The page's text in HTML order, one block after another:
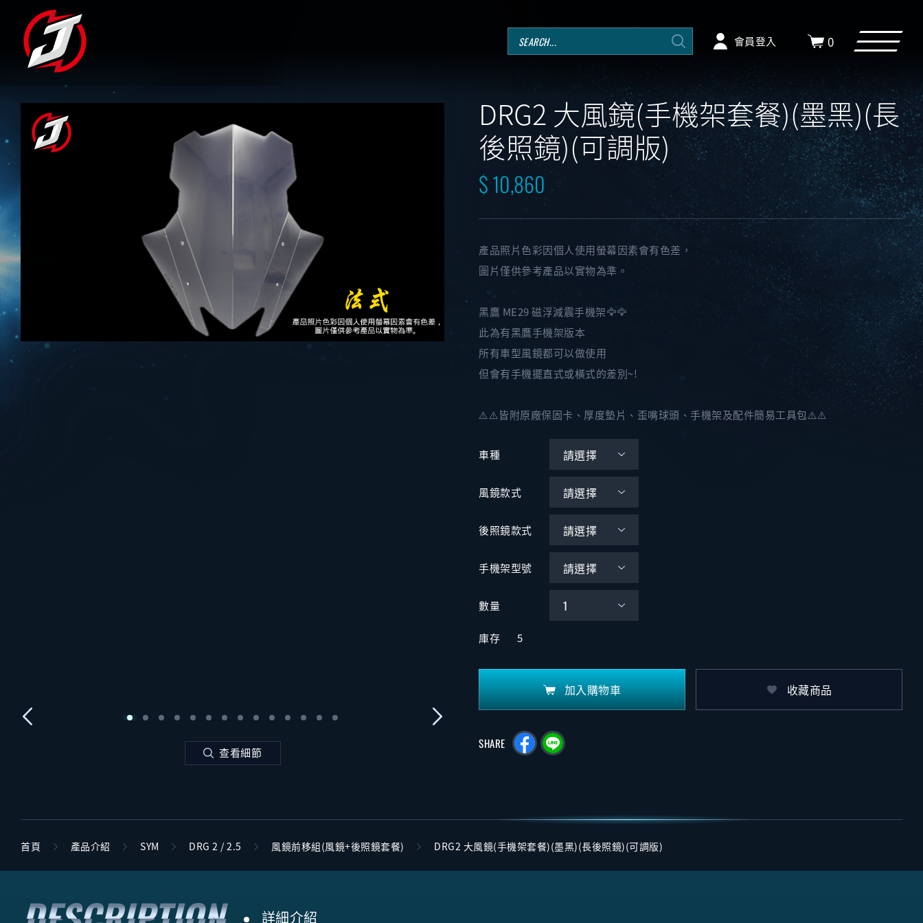
會員登入 0
查看細節
DRG2 大風鏡(手機架套餐)(墨黑)(長
後照鏡)(可調版)
$ 10,860
產品照片色彩因個人使用螢幕因素會有色差，
圖片僅供參考產品以實物為準。
黑鷹 ME29 磁浮減震手機架🦅🦅
此為有黑鷹手機架版本
所有車型風鏡都可以做使用
但會有手機擺直式或橫式的差別~!
⚠️⚠️皆附原廠保固卡、厚度墊片、歪嘴球頭、手機架及配件簡易工具包⚠️⚠️
車種
風鏡款式
後照鏡款式
手機架型號
數量
庫存 5
加入購物車 收藏商品
SHARE
首頁 產品介紹 SYM DRG 2 / 2.5 風鏡前移組(風鏡+後照鏡套餐) DRG2 大風鏡(手機架套餐)(墨黑)(長後照鏡)(可調版)
詳細介紹